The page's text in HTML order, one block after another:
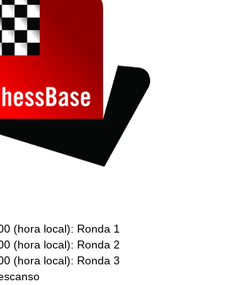
(hora local): Ronda 1
(hora local): Ronda 2
(hora local): Ronda 3